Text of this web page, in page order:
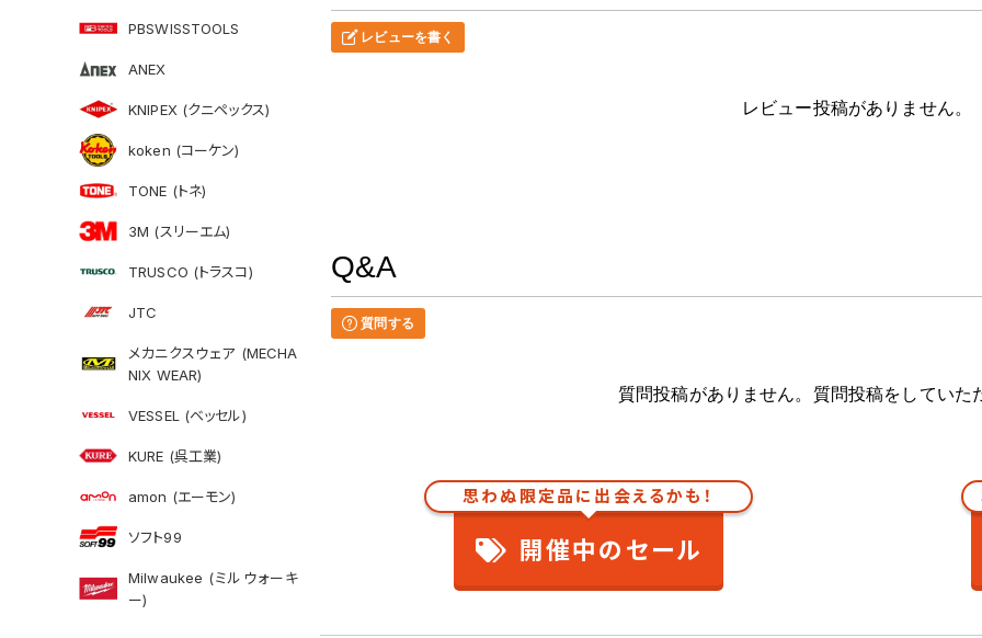
PBSWISSTOOLS
ANEX
KNIPEX (クニペックス)
koken (コーケン)
TONE (トネ)
3M (スリーエム)
TRUSCO (トラスコ)
JTC
メカニクスウェア (MECHA
NIX WEAR)
VESSEL (ベッセル)
KURE (呉工業)
amon (エーモン)
ソフト99
Milwaukee (ミルウォーキ
ー)
レビューを書く
レビュー投稿がありません。
Q&A
質問する
質問投稿がありません。質問投稿をしていた
思わぬ限定品に出会えるかも！
開催中のセール